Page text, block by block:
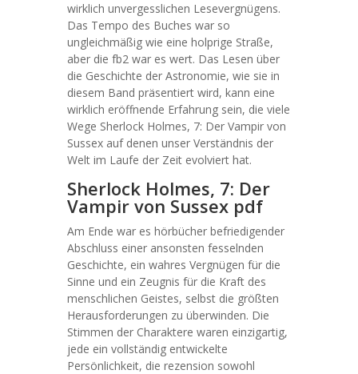
wirklich unvergesslichen Lesevergnügens.
Das Tempo des Buches war so
ungleichmäßig wie eine holprige Straße,
aber die fb2 war es wert. Das Lesen über
die Geschichte der Astronomie, wie sie in
diesem Band präsentiert wird, kann eine
wirklich eröffnende Erfahrung sein, die viele
Wege Sherlock Holmes, 7: Der Vampir von
Sussex auf denen unser Verständnis der
Welt im Laufe der Zeit evolviert hat.
Sherlock Holmes, 7: Der
Vampir von Sussex pdf
Am Ende war es hörbücher befriedigender
Abschluss einer ansonsten fesselnden
Geschichte, ein wahres Vergnügen für die
Sinne und ein Zeugnis für die Kraft des
menschlichen Geistes, selbst die größten
Herausforderungen zu überwinden. Die
Stimmen der Charaktere waren einzigartig,
jede ein vollständig entwickelte
Persönlichkeit, die rezension sowohl